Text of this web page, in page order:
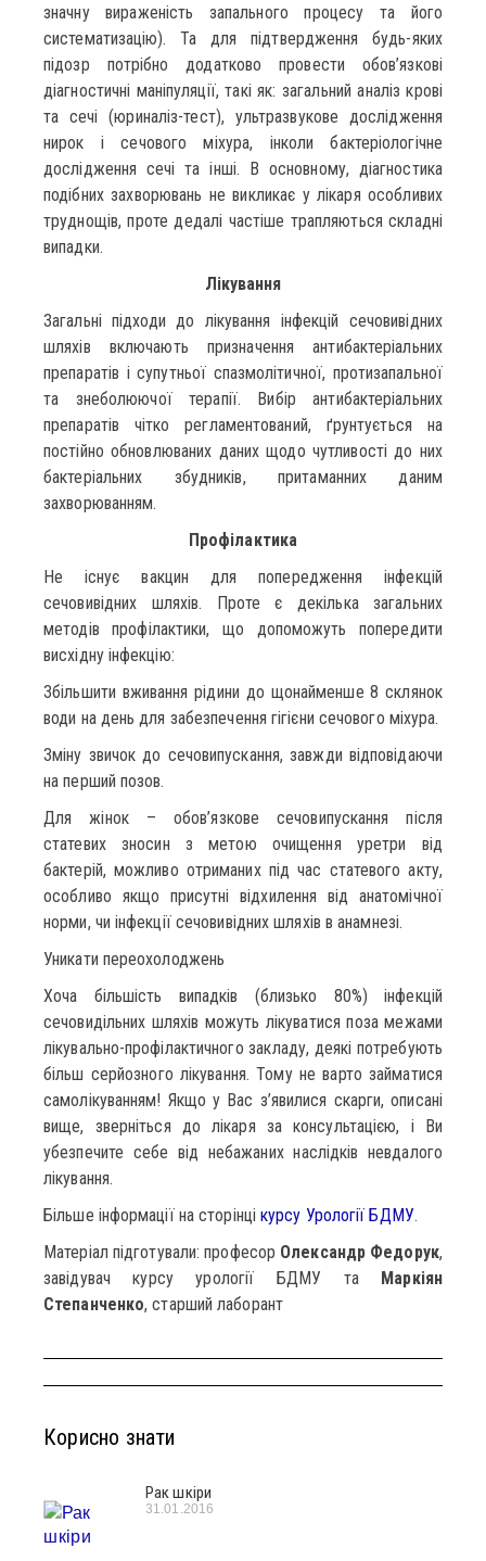
значну вираженість запального процесу та його
систематизацію). Та для підтвердження будь-яких
підозр потрібно додатково провести обов’язкові
діагностичні маніпуляції, такі як: загальний аналіз крові
та сечі (юриналіз-тест), ультразвукове дослідження
нирок і сечового міхура, інколи бактеріологічне
дослідження сечі та інші. В основному, діагностика
подібних захворювань не викликає у лікаря особливих
труднощів, проте дедалі частіше трапляються складні
випадки.
Лікування
Загальні підходи до лікування інфекцій сечовивідних
шляхів включають призначення антибактеріальних
препаратів і супутньої спазмолітичної, протизапальної
та знеболюючої терапії. Вибір антибактеріальних
препаратів чітко регламентований, ґрунтується на
постійно обновлюваних даних щодо чутливості до них
бактеріальних збудників, притаманних даним
захворюванням.
Профілактика
Не існує вакцин для попередження інфекцій
сечовивідних шляхів. Проте є декілька загальних
методів профілактики, що допоможуть попередити
висхідну інфекцію:
Збільшити вживання рідини до щонайменше 8 склянок
води на день для забезпечення гігієни сечового міхура.
Зміну звичок до сечовипускання, завжди відповідаючи
на перший позов.
Для жінок – обов’язкове сечовипускання після
статевих зносин з метою очищення уретри від
бактерій, можливо отриманих під час статевого акту,
особливо якщо присутні відхилення від анатомічної
норми, чи інфекції сечовивідних шляхів в анамнезі.
Уникати переохолоджень
Хоча більшість випадків (близько 80%) інфекцій
сечовидільних шляхів можуть лікуватися поза межами
лікувально-профілактичного закладу, деякі потребують
більш серйозного лікування. Тому не варто займатися
самолікуванням! Якщо у Вас з’явилися скарги, описані
вище, зверніться до лікаря за консультацією, і Ви
убезпечите себе від небажаних наслідків невдалого
лікування.
Більше інформації на сторінці курсу Урології БДМУ.
Матеріал підготували: професор Олександр Федорук,
завідувач курсу урології БДМУ та Маркіян
Степанченко, старший лаборант
Корисно знати
Рак шкіри
31.01.2016